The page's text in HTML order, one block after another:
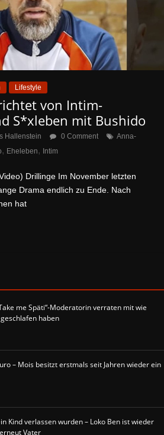
Lifestyle
von Intim-
S*xleben mit Bushido
Hallenstein 0 Comment
Anna-
, Eheleben, Intim
Drillinge Im November letzten
Drama endlich zu Ende. Nach
hat
me Späti“-Moderatorin verraten mit wie
haben
– Mois besitzt erstmals seit Jahren wieder ein
Kind verlassen wurden – Loko Ben ist wieder
Vater